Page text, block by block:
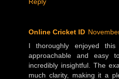
Online Cricket ID
I thoroughly enjoyed
approachable and easy
incredibly insightful. The
much clarity, making it a